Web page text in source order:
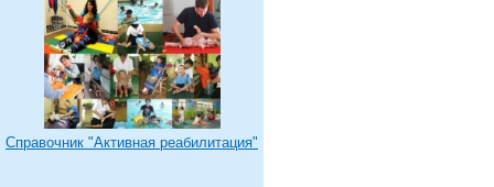
Справочник "Активная реабилитация"